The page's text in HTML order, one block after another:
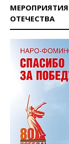
ОТЕЧЕСТВА